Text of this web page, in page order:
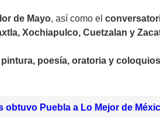
de Mayo, así como el
Xochiapulco, Cuetzalan y
poesía, oratoria y coloquios
obtuvo Puebla a Lo Mejor de